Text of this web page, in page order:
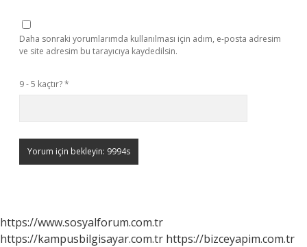
Daha sonraki yorumlarımda kullanılması için adım, e-posta adresim
ve site adresim bu tarayıcıya kaydedilsin.
9 - 5 kaçtır?*
https://www.sosyalforum.com.tr
https://kampusbilgisayar.com.tr https://bizceyapim.com.tr